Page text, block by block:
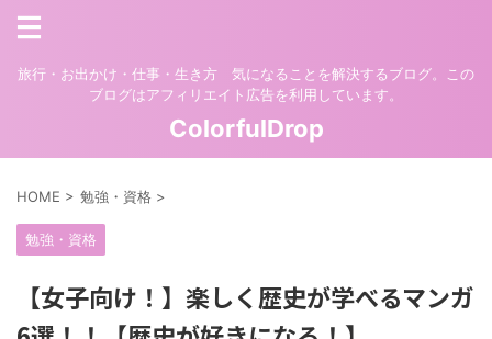
旅行・お出かけ・仕事・生き方 気になることを解決するブログ。この
ブログはアフィリエイト広告を利用しています。
ColorfulDrop
HOME > 勉強・資格 >
勉強・資格
【女子向け！】楽しく歴史が学べるマンガ